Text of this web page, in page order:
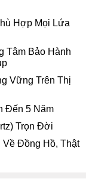
Hợp Mọi Lứa
Tâm Bảo Hành
Vững Trên Thị
Đến 5 Năm
Trọn Đời
Đồng Hồ, Thật